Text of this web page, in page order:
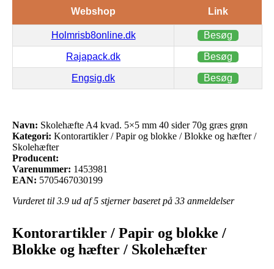
Webshop Link
Holmrisb8online.dk Besøg
Rajapack.dk Besøg
Engsig.dk Besøg
Navn: Skolehæfte A4 kvad. 5×5 mm 40 sider 70g græs grøn
Kategori: Kontorartikler / Papir og blokke / Blokke og hæfter /
Skolehæfter
Producent:
Varenummer: 1453981
EAN: 5705467030199
Vurderet til 3.9 ud af 5 stjerner baseret på 33 anmeldelser
Kontorartikler / Papir og blokke /
Blokke og hæfter / Skolehæfter